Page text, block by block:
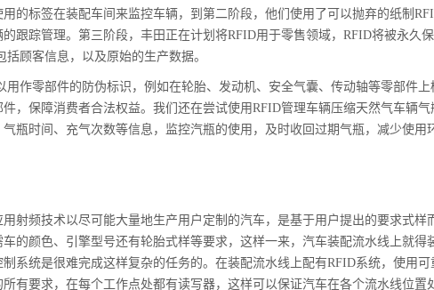
的标签在装配车间来监控车辆，到第二阶段，他们使用了可以抛弃的纸制
跟踪管理。第三阶段，丰田正在计划将RFID用于零售领域，RFID将被永久
括顾客信息，以及原始的生产数据。
用作零部件的防伪标识，例如在轮胎、发动机、安全气囊、传动轴等零部件
，保障消费者合法权益。我们还在尝试使用RFID管理车辆压缩天然气车辆
瓶时间、充气次数等信息，监控汽瓶的使用，及时收回过期气瓶，减少使用
射频技术以尽可能大量地生产用户定制的汽车，是基于用户提出的要求式样
的颜色、引擎型号还有轮胎式样等要求，这样一来，汽车装配流水线上就得
系统是很难完成这样复杂的任务的。在装配流水线上配有RFID系统，使用
有要求，在每个工作点处都有读写器，这样可以保证汽车在各个流水线位置